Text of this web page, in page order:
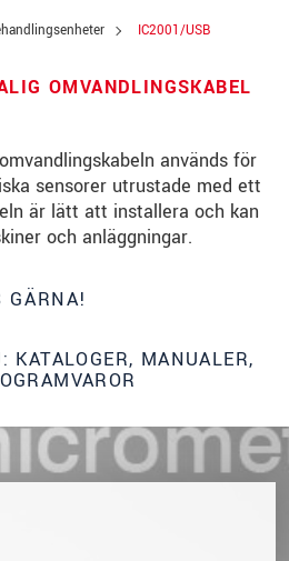
IC2001/USB
OMVANDLINGSKABEL
används för
sensorer utrustade med ett
är lätt att installera och kan
och anläggningar.
GÄRNA!
KATALOGER, MANUALER,
konfidentiellt. Läs vår